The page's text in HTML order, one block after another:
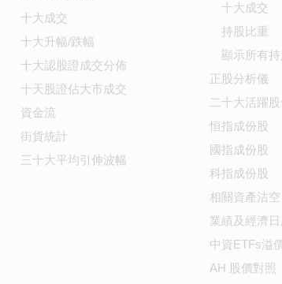
十大成交
十大升幅/跌幅
十大認股證成交分佈
十天股證佔大市成交
資金流
街貨統計
三十大平均引伸波幅
十大成交
持股比重
顯示所有
正股分析儀
二十大活躍
恒指成份股
國指成份股
科指成份股
相關資產沽空
業績及經濟
中資ETFs溢
AH 股價對照